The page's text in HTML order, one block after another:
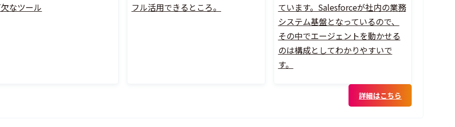
なツール
フル活用できるところ。
ています。Salesforceが社内の業務
システム基盤となっているので、
その中でエージェントを動かせる
のは構成としてわかりやすいで
す。
詳細はこちら